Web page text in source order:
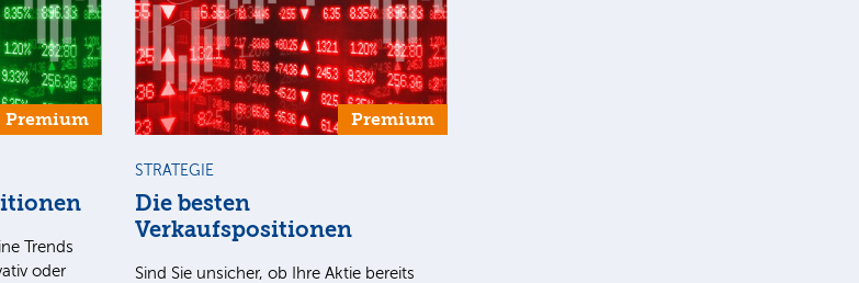
Premium
Trends
oder
Premium
STRATEGIE
Die besten
Verkaufspositionen
Sind Sie unsicher, ob Ihre Aktie bereits